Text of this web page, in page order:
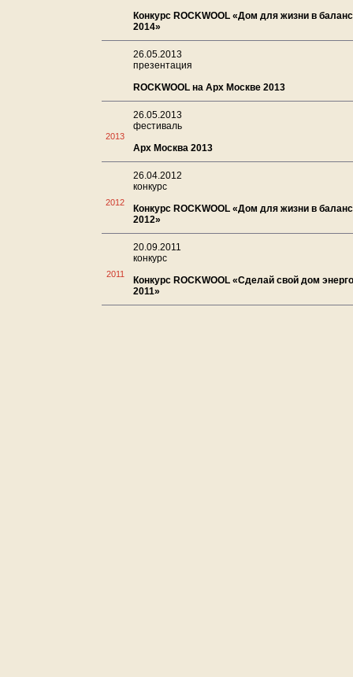
Конкурс ROCKWOOL «Дом для жизни в
2014»
26.05.2013
презентация
ROCKWOOL на Арх Москве 2013
2013
26.05.2013
фестиваль
Арх Москва 2013
2012
26.04.2012
конкурс
Конкурс ROCKWOOL «Дом для жизни в
2012»
2011
20.09.2011
конкурс
Конкурс ROCKWOOL «Сделай свой дом
2011»